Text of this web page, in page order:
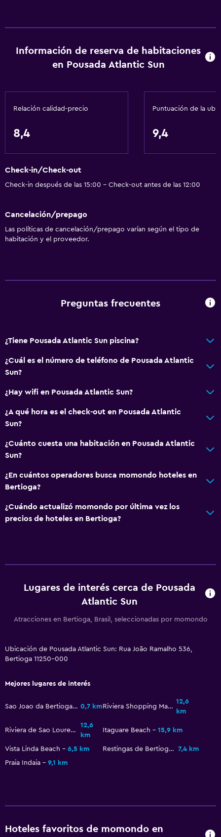
Aseo
Papel higiénico
Baño privado
Piscina climatizada
Bañera de hidromasaje
Piscina al aire libre
Estacionamiento gratuito
Estacionamiento privado
Salud y seguridad
Limpieza diaria
Cámaras CCTV en zonas comunes
Habitación
Comedor
Servicios y facilidades
Información de reserva de habitaciones
en Pousada Atlantic Sun
Relación calidad-precio
8,4
Puntuación de la
9,4
Check-in/Check-out
Check-in después de las 15:00 - Check-out antes de las 12:00
Cancelación/prepago
Las políticas de cancelación/prepago varían según el tipo de
habitación y el proveedor.
Preguntas frecuentes
¿Tiene Pousada Atlantic Sun piscina?
¿Cuál es el número de teléfono de Pousada Atlantic
Sun?
¿Hay wifi en Pousada Atlantic Sun?
¿A qué hora es el check-out en Pousada Atlantic
Sun?
¿Cuánto cuesta una habitación en Pousada Atlantic
Sun?
¿En cuántos operadores busca momondo hoteles en
Bertioga?
¿Cuándo actualizó momondo por última vez los
precios de hoteles en Bertioga?
Lugares de interés cerca de Pousada
Atlantic Sun
Atracciones en Bertioga, Brasil, seleccionadas por momondo
Ubicación de Pousada Atlantic Sun: Rua João Ramalho 536,
Bertioga 11250-000
Mejores lugares de interés
Sao Joao da Bertioga Fort 0,7 km Riviera Shopping Mall
12,6
km
Riviera de Sao Lourenco
12,6
km
Itaguare Beach 15,9 km
Vista Linda Beach 6,5 km Restingas de Bertioga State Park
7,4 km
Praia Indaia
9,1 km
Hoteles favoritos de momondo en